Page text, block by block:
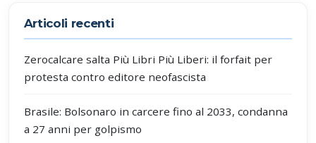
Articoli recenti
Zerocalcare salta Più Libri Più Liberi: il forfait per
protesta contro editore neofascista
Brasile: Bolsonaro in carcere fino al 2033, condanna
a 27 anni per golpismo